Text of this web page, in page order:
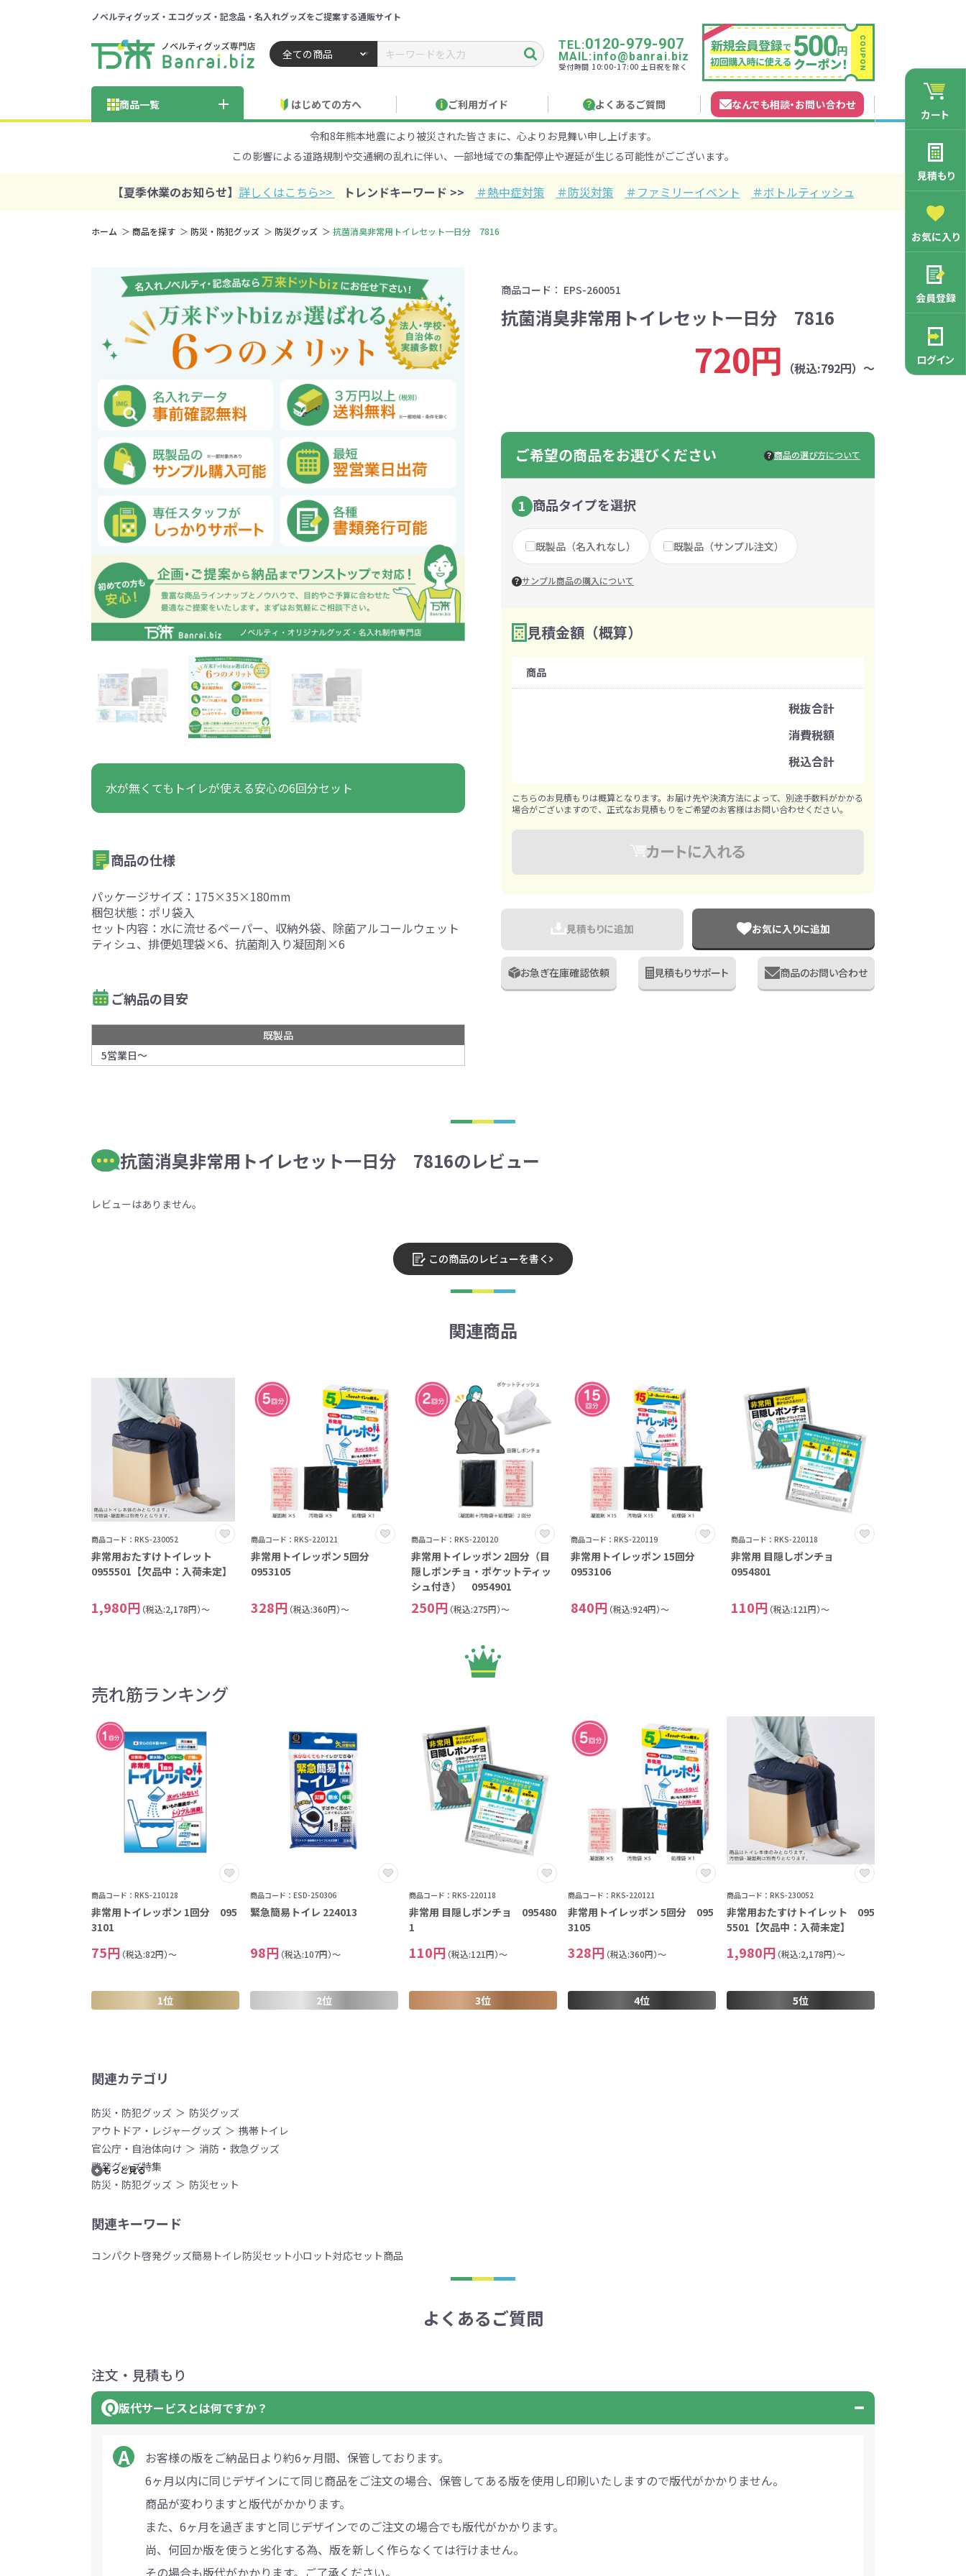
ノベルティグッズ・エコグッズ・記念品・名入れグッズをご提案する通販サイト
ノベルティ 専門店 万来ドットbiz ／ 名入れ・販促品・記念品・オリジナルグッズ
商品一覧
エコバッグ・トートバッ
グ全般
コットントートバッグ
オーガニックコットン
バッグ
キャンバストートバッ
不織布バッグ
ポリエステルバッグ デニムバッグ 保冷バッグ
マルシェバッグ ランチバッグ サコッシュ
巾着・リュック全般 コットン巾着・リュック 不織布巾着・リュック
ポリエステル巾着・リュ
ポーチ全般
クリア・ビニールポー
ポリエステルポーチ コットンポーチ キャンバスポーチ
デニムポーチ フラットポーチ
ケース全般 財布 コインケース カードケース マルチケース
マグカップ全般 陶器マグカップ プラスチックマグカップ
ステンレス・アルミマグカッ
ガラスマグカップ
湯のみ
タンブラー・ボトル・グラス
タンブラー・ボトル・グ
ラス全般
ステンレスタンブラー
ー
アルミボトル クリアボトル ペットボトルホルダー グラス
ペン・筆記用具
ペン・筆記用具全般 単色ボールペン
文具・ステーショナリー
文具・ステーショナリー
全般
付箋
電子メモパッド ペンケース カレンダー 定規・メジャー
マグネット クリップ その他文具
スマホ・タブレットグッズ
スマホ・タブレットグッ
ズ全般
モバイルバッテリー・充
電器
タッチペン
イヤフォン・ヘッドセッ
ト
スマホショルダー モバイルクリーナー
スマホ対応手袋 その他
パソコングッズ
パソコングッズ全般 USBグッズ
生活用品・生活雑貨全
般
キーホルダー ティッシュ
トイレットペーパー
インテリア雑貨
植物栽培セット その他
ブランケット・ひざ掛け キッチングッズ
キッチングッズ全般 キッチンツール 箸・お弁当グッズ カトラリー
ボウル・プレート
スポンジ・ペーパー・ク
ロス
ラップ・ビニール
防災・防犯グッズ
防災・防犯グッズ全般 防災グッズ 防犯グッズ 防災セット
ライト・ランタン
美容・健康グッズ
美容・健康グッズ全般 入浴剤 美容グッズ ミラー
マスクケース 健康グッズ 加湿器
除菌・感染対策グッズ
全般
マスク マスクケース
ッシュ
抗菌グッズ 石鹸・洗剤 啓発グッズ
タオル・ハンカチ
タオル・ハンカチ全般
うちわ・扇子・ファン
その他
ひんやりグッズ全般
あったかグッズ
あったかグッズ全般 手袋
靴下
お菓子・食品・飲料
お菓子・食品・飲料全般
～50円 51～100円 101～150円
301～500円 501～1000円
5001～10000円 10001円以上
展示会・セミナー全般 展示会向けバッグ 展示会向けノベルティ
再生素材・エコ素材全
般
再生コットン 再生ＰＥＴ 再生樹脂 リサイクルレザー
ラバーウッド
コルク 竹・バンブーファイバー ジュート
バイオマス EVA素材 ライスレジン 生分解性素材
ＦＳＣ認証
社会貢献機能付き全般 フェアトレード 樹を・サンゴを植える
来店・成約プレゼント 営業活動ツール・粗品 社名入りグッズ
お絵かき・ぬりえイベントセ
ット
手作り・工作イベントセット
女性向け抽選会セット 季節の抽選会セット イベントセット追加用品
スポーツ・部活動 ライブ・フェス 推し活グッズ
季節のグッズ
季節のグッズ全般 春のノベルティ 夏のノベルティ 秋のノベルティ
子供向け全般 お菓子系 文具・知育玩具系 イベント・抽選会
キャラクター・ファンシー雑
防犯・安心グッズ
女性向け全般 ファッション雑貨 エコ・アイデア雑貨 キッチン雑貨 生活雑貨
シニア向け全般 健康・癒しグッズ 防犯グッズ モバイル・PCグッズ 生活雑貨
訪日外国人・インバウンド向
け
訪日外国人・インバウ
ンド向け全般
和風・和雑貨
100円以下の人気エコバッグ 展示会ノベルティ特集 フルカラー印刷で訴求力UP 名入れ印刷バッグ特集 オリジナルマグカップ作りたい
春のノベルティ特集 夏のノベルティ特集 秋のノベルティ特集
環境保全への取り組み
地球にやさしいエコグッズ エココレ（おしゃれなエコグッズ）
展示会向けバッグ特集
体育祭・文化祭・運動会におす
すめのノベルティ オリジナルグ
タンブラー
スマホに役立つノベルティグッ
ズ
除菌・感染対策グッズ
官公庁・自治体向け全
般
SDGs推進 環境保全 交通安全 消防・救急グッズ
学校・教育グッズ
ス向け
学校・PTA・オープンキ
ャンパス向け全般
バッグ・ポーチ 記念品
メーカー向け全般 アパレル 住宅・不動産
店舗向け全般 カーディーラー 美容系サロン
はじめての方へ ご利用ガイド
見積もり作成について のし・包装 名入れガイド
よくあるご質問 なんでも相談・お問い合わせ
見積もりサポート お急ぎ在庫確認
TEL:0120-979-907
MAIL:info@banrai.biz
受付時間 10:00-17:00 土日祝を除く
カート
見積もり
お気に入り
会員登録
ログイン
令和8年熊本地震により被災された皆さまに、心よりお見舞い申し上げます。
この影響による道路規制や交通網の乱れに伴い、一部地域での集配停止や遅延が生じる可能性がごございます。
【夏季休業のお知らせ】 詳しくはこちら>> トレンドキーワード >> ＃熱中症対策 ＃防災対策 ＃ファミリーイベント ＃ボトルティッシュ
ホーム 商品を探す 防災・防犯グッズ 防災グッズ 抗菌消臭非常用トイレセット一日分 7816
商品コード： EPS-260051
抗菌消臭非常用トイレセット一日分 7816
720円 （税込:792円）～
水が無くてもトイレが使える安心の6回分セット
商品の仕様
パッケージサイズ：175×35×180mm
梱包状態：ポリ袋入
セット内容：水に流せるペーパー、収納外袋、除菌アルコールウェット
ティシュ、排便処理袋×6、抗菌剤入り凝固剤×6
ご納品の目安
既製品
5営業日～
ご希望の商品をお選びください 商品の選び方について
1 商品タイプを選択
既製品（名入れなし） 既製品（サンプル注文）
サンプル商品の購入について
2 数量を入力
購入条件
注文可能数
見積金額（概算）
商品
税抜合計
消費税額
税込合計
こちらのお見積もりは概算となります。お届け先や決済方法によって、別途手数料がかかる
場合がございますので、正式なお見積もりをご希望のお客様はお問い合わせください。
カートに入れる
見積もりに追加 お気に入りに追加
お急ぎ在庫確認依頼 見積もりサポート 商品のお問い合わせ
抗菌消臭非常用トイレセット一日分 7816のレビュー
レビューはありません。
この商品のレビューを書く
関連商品
商品コード：RKS-230052
非常用おたすけトイレット
0955501【欠品中：入荷未定】
1,980円 （税込:2,178円）～
商品コード：RKS-220121
非常用トイレッポン 5回分
0953105
328円 （税込:360円）～
商品コード：RKS-220120
非常用トイレッポン 2回分（目
隠しポンチョ・ポケットティッ
シュ付き） 0954901
250円 （税込:275円）～
商品コード：RKS-220119
非常用トイレッポン 15回分
0953106
840円 （税込:924円）～
商品コード：RKS-220118
非常用 目隠しポンチョ
0954801
110円 （税込:121円）～
売れ筋ランキング
商品コード：RKS-210128
非常用トイレッポン 1回分 095
3101
75円 （税込:82円）～
1位
商品コード：ESD-250306
緊急簡易トイレ 224013
98円 （税込:107円）～
2位
商品コード：RKS-220118
非常用 目隠しポンチョ 095480
1
110円 （税込:121円）～
3位
商品コード：RKS-220121
非常用トイレッポン 5回分 095
3105
328円 （税込:360円）～
4位
商品コード：RKS-230052
非常用おたすけトイレット 095
5501【欠品中：入荷未定】
1,980円 （税込:2,178円）～
5位
関連カテゴリ
防災・防犯グッズ
防災グッズ
アウトドア・レジャーグッズ
携帯トイレ
官公庁・自治体向け
消防・救急グッズ
啓発グッズ特集
防災・防犯グッズ
防災セット
もっと見る
関連キーワード
コンパクト啓発グッズ簡易トイレ防災セット小ロット対応セット商品
よくあるご質問
注文・見積もり
版代サービスとは何ですか？
お客様の版をご納品日より約6ヶ月間、保管しております。
6ヶ月以内に同じデザインにて同じ商品をご注文の場合、保管してある版を使用し印刷いたしますので版代がかかりません。
商品が変わりますと版代がかかります。
また、6ヶ月を過ぎますと同じデザインでのご注文の場合でも版代がかかります。
尚、何回か版を使うと劣化する為、版を新しく作らなくては行けません。